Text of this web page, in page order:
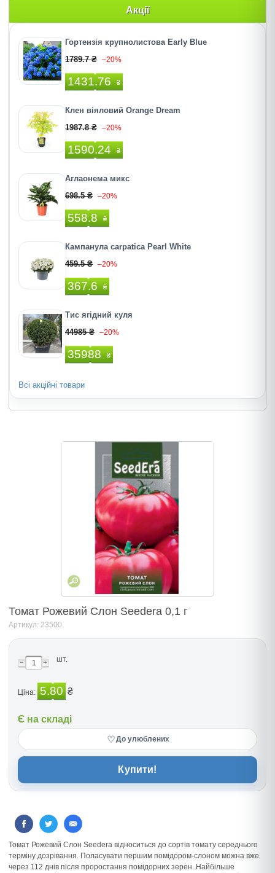
Акції
Гортензія крупнолистова Early Blue
1789.7 ₴ –20%
1431.76 ₴
Клен віяловий Orange Dream
1987.8 ₴ –20%
1590.24 ₴
Аглаонема микс
698.5 ₴ –20%
558.8 ₴
Кампанула carpatica Pearl White
459.5 ₴ –20%
367.6 ₴
Тис ягідний куля
44985 ₴ –20%
35988 ₴
Всі акційні товари
Томат Рожевий Слон Seedera 0,1 г
Артикул: 23500
шт.
Ціна: 5.80 ₴
Є на складі
♡До улюблених
Купити!
Томат Рожевий Слон Seedera відноситься до сортів томату середнього
терміну дозрівання. Поласувати першим помідором-слоном можна вже
через 112 днів після проростання помідорних зерен. Найбільше